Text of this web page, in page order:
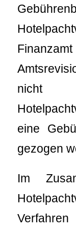
nicht
eine
gezogen
Im